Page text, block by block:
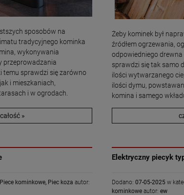
sposobów na
tradycyjnego kominka
wykonywania
przeprowadzania
temu sprawdzi się zarówno
i mieszkaniach,
i w ogrodach.
»
Żeby kominek był
źródłem ogrzewania,
odpowiedniego drewna
sprawdzi się tak samo
ilości wytwarzanego
ilości dymu,
komina i samego
Piece kominkowe, Piec koza autor:
Elektryczny piecyk
Dodano: 07-05-2025w
kominkoweautor: ew